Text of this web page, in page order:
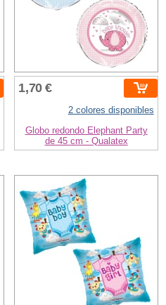
1,70 €
2 colores disponibles
Globo redondo Elephant Party
de 45 cm - Qualatex